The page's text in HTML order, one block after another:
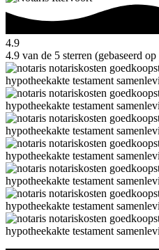
4.9
4.9 van de 5 sterren (gebaseerd op